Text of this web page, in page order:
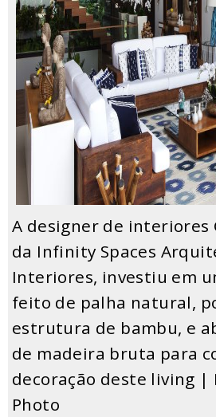
A designer de interiores
da Infinity Spaces
Interiores, investiu em
feito de palha natural,
estrutura de bambu, e
de madeira bruta para
decoração deste living |
Photo